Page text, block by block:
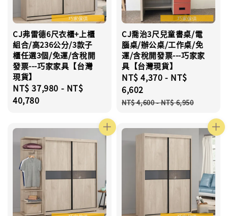
CJ弗雷德6尺衣櫃+上櫃
組合/高236公分/3款子
櫃任選3個/免運/含稅開
發票---巧家家具【台灣
現貨】
Regular
price
NT$ 37,980 - NT$
40,780
CJ喬治3尺兒童書桌/電
腦桌/辦公桌/工作桌/免
運/含稅開發票---巧家家
具【台灣現貨】
Sale
price
NT$ 4,370 - NT$
6,602
Regular
NT$ 4,600-NT$ 6,950